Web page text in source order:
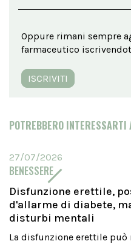
Oppure rimani sempre
farmaceutico
ISCRIVITI
POTREBBERO INTERESSARTI
27/07/2026
BENESSERE
Disfunzione erettile,
d'allarme di diabete,
disturbi mentali
La disfunzione erettile può